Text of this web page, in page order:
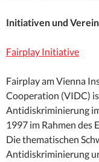
Initiativen und
Fairplay Initiative
Fairplay am Vienna
Cooperation (VIDC)
Antidiskriminierung
1997 im Rahmen des
Die thematischen
Antidiskriminierung